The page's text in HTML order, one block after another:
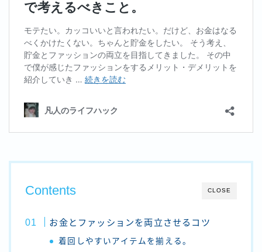
CLOSE
Contents
お金とファッションを両立させるコツ
着回しやすいアイテムを揃える。